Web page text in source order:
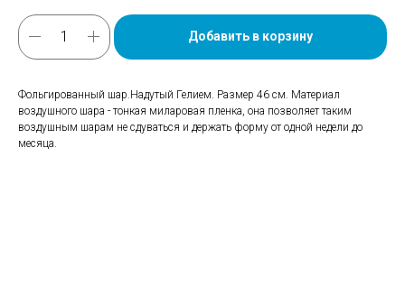
Добавить в корзину
Фольгированный шар.Надутый Гелием. Размер 46 см. Материал
воздушного шара - тонкая миларовая пленка, она позволяет таким
воздушным шарам не сдуваться и держать форму от одной недели до
месяца.